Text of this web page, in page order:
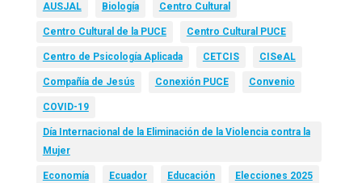
AUSJAL Biología Centro Cultural
Centro Cultural de la PUCE Centro Cultural PUCE
Centro de Psicología Aplicada CETCIS CISeAL
Compañía de Jesús Conexión PUCE Convenio
COVID-19
Día Internacional de la Eliminación de la Violencia contra la
Mujer
Economía Ecuador Educación Elecciones 2025